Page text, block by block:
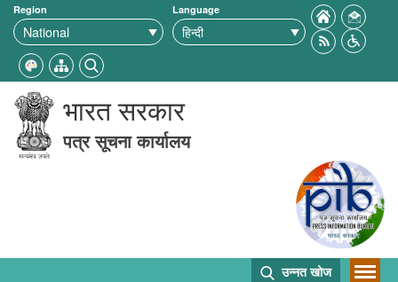
Region Language
भारत सरकार
पत्र सूचना कार्यालय
उन्नत खोज